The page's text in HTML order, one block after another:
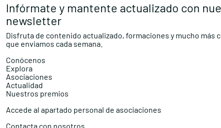
Infórmate y mantente actualizado con
newsletter
Disfruta de contenido actualizado, formaciones y mucho más
que enviamos cada semana.
Conócenos
Explora
Asociaciones
Actualidad
Nuestros premios
Accede al apartado personal de asociaciones
Contacta con nosotros